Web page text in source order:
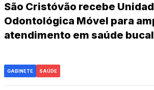
São Cristóvão recebe
Odontológica Móvel para
atendimento em saúde bucal
GABINETE SAÚDE